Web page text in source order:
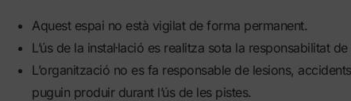
Aquest espai no està vigilat de forma permanent.
L’ús de la instal·lació es realitza sota la responsabilitat
L’organització no es fa responsable de lesions,
puguin produir durant l’ús de les pistes.